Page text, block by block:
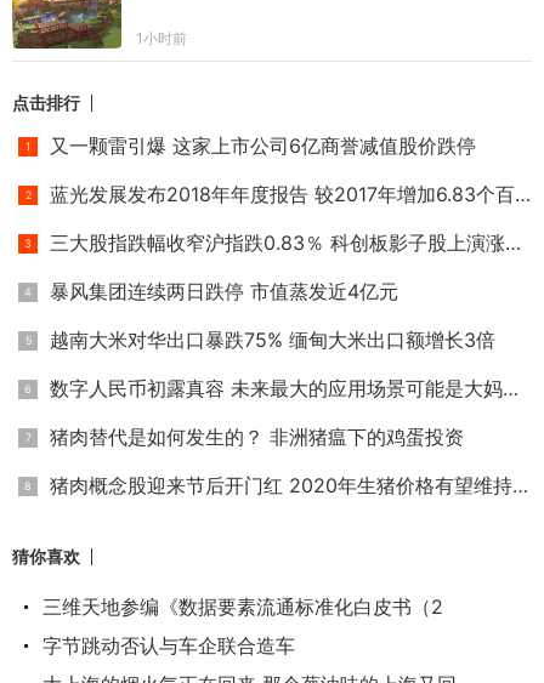
1小时前
点击排行
又一颗雷引爆 这家上市公司6亿商誉减值股价跌停
蓝光发展发布2018年年度报告 较2017年增加6.83个百分点
三大股指跌幅收窄沪指跌0.83％ 科创板影子股上演涨停潮
暴风集团连续两日跌停 市值蒸发近4亿元
越南大米对华出口暴跌75% 缅甸大米出口额增长3倍
数字人民币初露真容 未来最大的应用场景可能是大妈买菜
猪肉替代是如何发生的？ 非洲猪瘟下的鸡蛋投资
猪肉概念股迎来节后开门红 2020年生猪价格有望维持高位
猜你喜欢
三维天地参编《数据要素流通标准化白皮书（2
字节跳动否认与车企联合造车